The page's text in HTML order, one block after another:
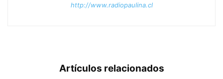
http://www.radiopaulina.cl
Artículos relacionados